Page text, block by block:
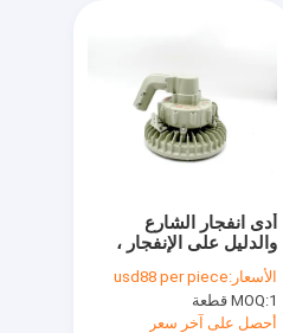
أدى انفجار الشارع
والدليل على الإنفجار ،
خليج
الأسعار:usd88 per piece
MOQ:1 قطعة
أحصل على آخر سعر